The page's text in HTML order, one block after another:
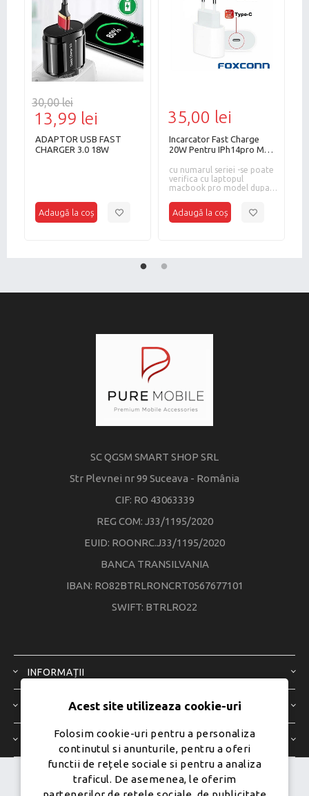
30,00 lei
13,99 lei
ADAPTOR USB FAST
CHARGER 3.0 18W
35,00 lei
Incarcator Fast Charge
20W Pentru IPh14pro Max
Max/12mini BULK
cu numarul seriei -se poate
verifica cu laptopul
macbook pro model dupa
SC QGSM SMART SHOP SRL
Str Plevnei nr 99 Suceava - România
CIF: RO 43063339
REG COM: J33/1195/2020
EUID: ROONRC.J33/1195/2020
BANCA TRANSILVANIA
IBAN: RO82BTRLRONCRT0567677101
SWIFT: BTRLRO22
INFORMAȚII
SERVICIU CLIENȚI
CONTUL MEU
Dezvoltat de Ecom Digital -
Acest site utilizeaza cookie-uri
Folosim cookie-uri pentru a personaliza
continutul si anunturile, pentru a oferi
functii de rețele sociale si pentru a analiza
traficul. De asemenea, le oferim